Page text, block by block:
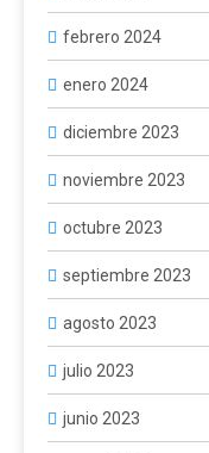
febrero 2024
enero 2024
diciembre 2023
noviembre 2023
octubre 2023
septiembre 2023
agosto 2023
julio 2023
junio 2023